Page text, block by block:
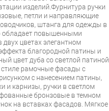
изделий.Фурнитура ручки
петли и направляющие
штанга для одежды в
обладает повышенными
цветах элегантном
благородной патины и
цвет дуба со светлой патиной
стиле рамочные фасады с
с нанесением патины,
и карнизы, ручки в светлом
бронзовые в темном
на вставках фасадов. Мягкое